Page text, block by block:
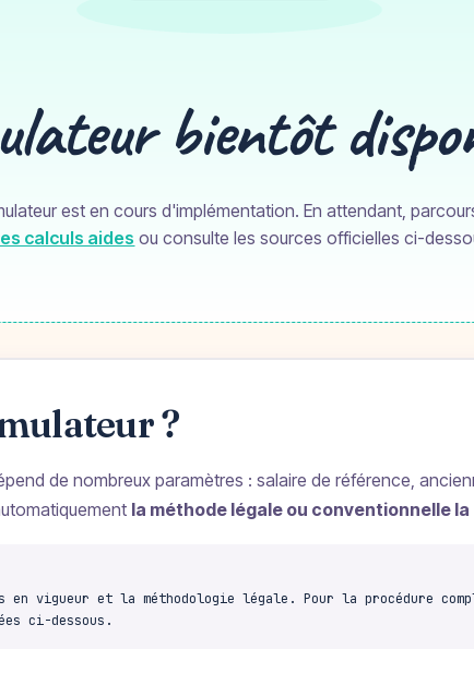
bientôt
est en cours d'implémentation. En attendant,
calculs aides ou consulte les sources officielles ci-
?
de nombreux paramètres : salaire de référence,
la méthode légale ou conventionnelle
en vigueur et la méthodologie légale. Pour la procédure
ci-dessous.